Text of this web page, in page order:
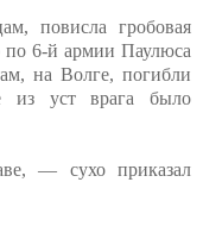
повисла гробовая
по 6-й армии Паулюса
на Волге, погибли
из уст врага было
— сухо приказал